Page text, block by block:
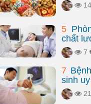
5
chất
7
7
sinh
21